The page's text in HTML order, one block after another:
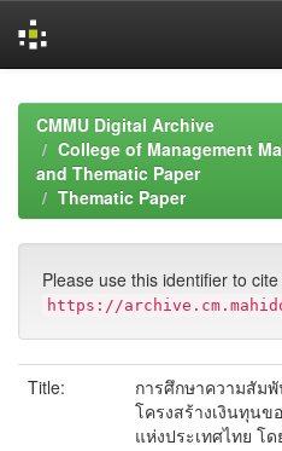
navigationCMMU Digital Archive
College of Management
and Thematic Paper
Thematic Paper
Please use this identifier to
https://
Title:
การศึกษาความสัม
โครงสร้างเงินทุน
แห่งประเทศไทย โ